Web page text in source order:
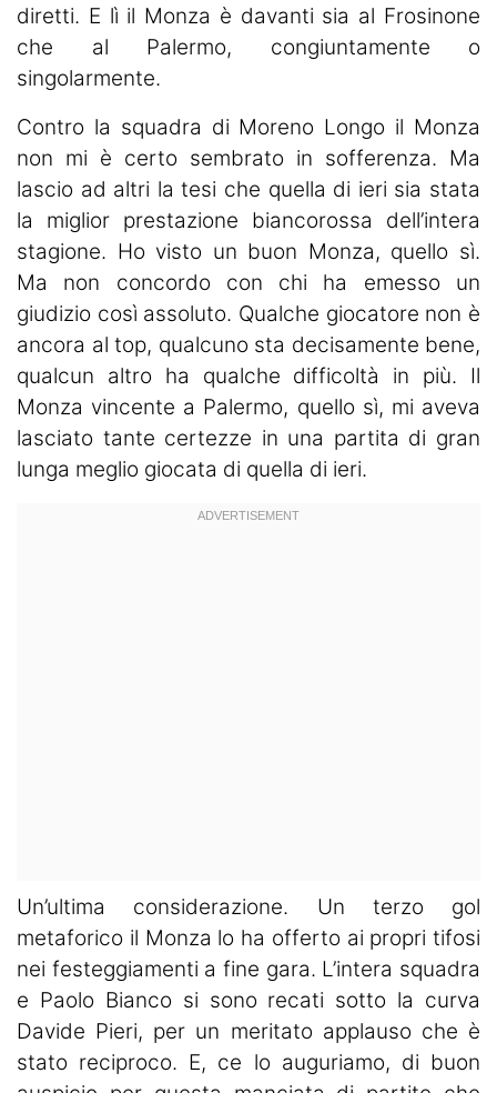
diretti. E lì il Monza è davanti sia al Frosinone
che al Palermo, congiuntamente o
singolarmente.
Contro la squadra di Moreno Longo il Monza
non mi è certo sembrato in sofferenza. Ma
lascio ad altri la tesi che quella di ieri sia stata
la miglior prestazione biancorossa dell’intera
stagione. Ho visto un buon Monza, quello sì.
Ma non concordo con chi ha emesso un
giudizio così assoluto. Qualche giocatore non è
ancora al top, qualcuno sta decisamente bene,
qualcun altro ha qualche difficoltà in più. Il
Monza vincente a Palermo, quello sì, mi aveva
lasciato tante certezze in una partita di gran
lunga meglio giocata di quella di ieri.
Un’ultima considerazione. Un terzo gol
metaforico il Monza lo ha offerto ai propri tifosi
nei festeggiamenti a fine gara. L’intera squadra
e Paolo Bianco si sono recati sotto la curva
Davide Pieri, per un meritato applauso che è
stato reciproco. E, ce lo auguriamo, di buon